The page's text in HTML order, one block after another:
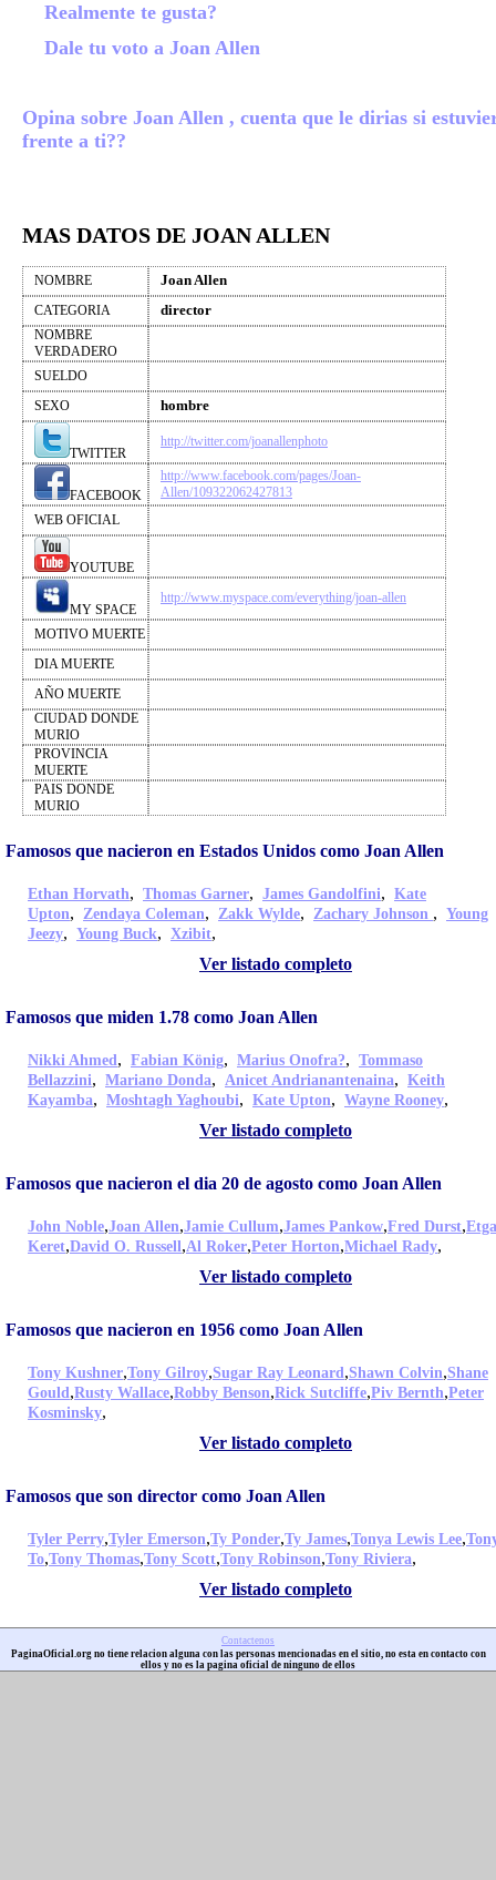
Realmente te gusta?
Dale tu voto a Joan Allen
Opina sobre Joan Allen , cuenta que le dirias si
frente a ti??
MAS DATOS DE JOAN ALLEN
NOMBRE Joan Allen
CATEGORIA director
NOMBRE
VERDADERO
SUELDO
SEXO
hombre
TWITTER
http://twitter.com/joanallenphoto
FACEBOOK
http://www.facebook.com/pages/Joan-
Allen/109322062427813
WEB OFICIAL
YOUTUBE
MY SPACE
http://www.myspace.com/everything/joan-allen
MOTIVO MUERTE
DIA MUERTE
AÑO MUERTE
CIUDAD DONDE
MURIO
PROVINCIA
MUERTE
PAIS DONDE
MURIO
Famosos que nacieron en Estados Unidos como Joan Allen
Ethan Horvath, Thomas Garner, James Gandolfini, Kate
Upton, Zendaya Coleman, Zakk Wylde, Zachary Johnson , Young
Jeezy, Young Buck, Xzibit,
Ver listado completo
Famosos que miden 1.78 como Joan Allen
Nikki Ahmed, Fabian König, Marius Onofra?, Tommaso
Bellazzini, Mariano Donda, Anicet Andrianantenaina, Keith
Kayamba, Moshtagh Yaghoubi, Kate Upton, Wayne Rooney,
Ver listado completo
Famosos que nacieron el dia 20 de agosto como Joan Allen
John Noble,Joan Allen,Jamie Cullum,James Pankow,Fred Durst,
Keret,David O. Russell,Al Roker,Peter Horton,Michael Rady,
Ver listado completo
Famosos que nacieron en 1956 como Joan Allen
Tony Kushner,Tony Gilroy,Sugar Ray Leonard,Shawn Colvin,Shane
Gould,Rusty Wallace,Robby Benson,Rick Sutcliffe,Piv Bernth,Peter
Kosminsky,
Ver listado completo
Famosos que son director como Joan Allen
Tyler Perry,Tyler Emerson,Ty Ponder,Ty James,Tonya Lewis Lee,
To,Tony Thomas,Tony Scott,Tony Robinson,Tony Riviera,
Ver listado completo
Contactenos
PaginaOficial.org no tiene relacion alguna con las personas mencionadas en el sitio, no esta en contacto con
ellos y no es la pagina oficial de ninguno de ellos